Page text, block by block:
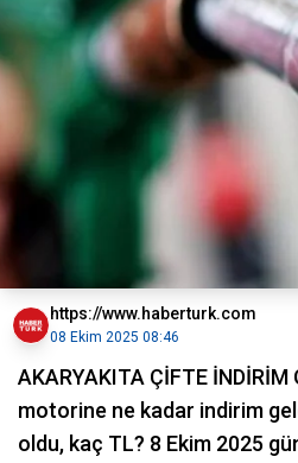
https://www.haberturk.com
08 Ekim 2025 08:46
AKARYAKITA ÇİFTE İNDİRİM
motorine ne kadar indirim
oldu, kaç TL? 8 Ekim 2025